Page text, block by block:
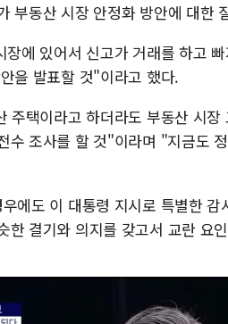
부동산 시장 안정화 방안에 대한
에 있어서 신고가 거래를 하고
을 발표할 것"이라고 했다.
주택이라고 하더라도 부동산 시
수 조사를 할 것"이라며 "지금도
에도 이 대통령 지시로 특별한
한 결기와 의지를 갖고서 교란 요